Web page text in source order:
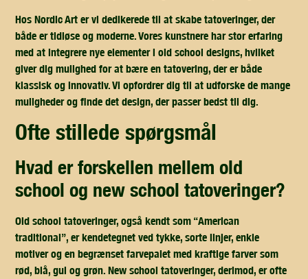
Hos Nordic Art er vi dedikerede til at skabe tatoveringer, der
både er tidløse og moderne. Vores kunstnere har stor erfaring
med at integrere nye elementer i old school designs, hvilket
giver dig mulighed for at bære en tatovering, der er både
klassisk og innovativ. Vi opfordrer dig til at udforske de mange
muligheder og finde det design, der passer bedst til dig.
ofte stillede spørgsmål
hvad er forskellen mellem old
school og new school tatoveringer?
Old school tatoveringer, også kendt som “American
traditional”, er kendetegnet ved tykke, sorte linjer, enkle
motiver og en begrænset farvepalet med kraftige farver som
rød, blå, gul og grøn. New school tatoveringer, derimod, er ofte